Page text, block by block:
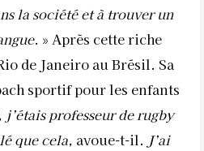
l’école pour ne pas qu’ils
»Grâce à l’association
dans les favelas. Il
laquelle sont confrontés
élèves. Une expérience
envie de changer les